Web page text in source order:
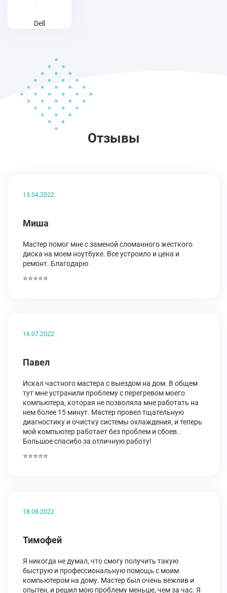
Dell
Отзывы
13.04.2022
Миша
Мастер помог мне с заменой сломанного жесткого
диска на моем ноутбуке. Все устроило и цена и
ремонт. Благодарю
⭐⭐⭐⭐⭐
16.07.2022
Павел
Искал частного мастера с выездом на дом. В общем
тут мне устранили проблему с перегревом моего
компьютера, которая не позволяла мне работать на
нем более 15 минут. Мастер провел тщательную
диагностику и очистку системы охлаждения, и теперь
мой компьютер работает без проблем и сбоев..
Большое спасибо за отличную работу!
⭐⭐⭐⭐⭐
18.08.2022
Тимофей
Я никогда не думал, что смогу получить такую
быструю и профессиональную помощь с моим
компьютером на дому. Мастер был очень вежлив и
опытен, и решил мою проблему меньше, чем за час. Я